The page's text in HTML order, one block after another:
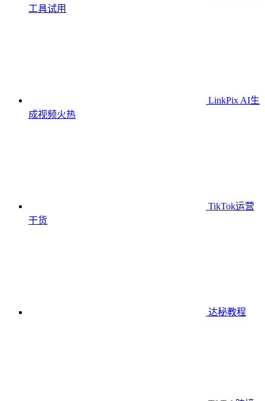
工具试用
LinkPix AI生
成视频火热
TikTok运营
干货
达秘教程